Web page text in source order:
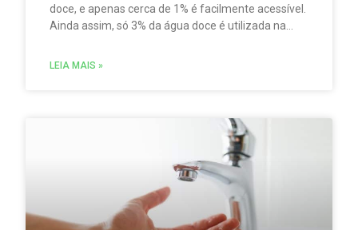
doce, e apenas cerca de 1% é facilmente acessível.
Ainda assim, só 3% da água doce é utilizada na
67% da água doce se destina à agricultura,
LEIA MAIS »